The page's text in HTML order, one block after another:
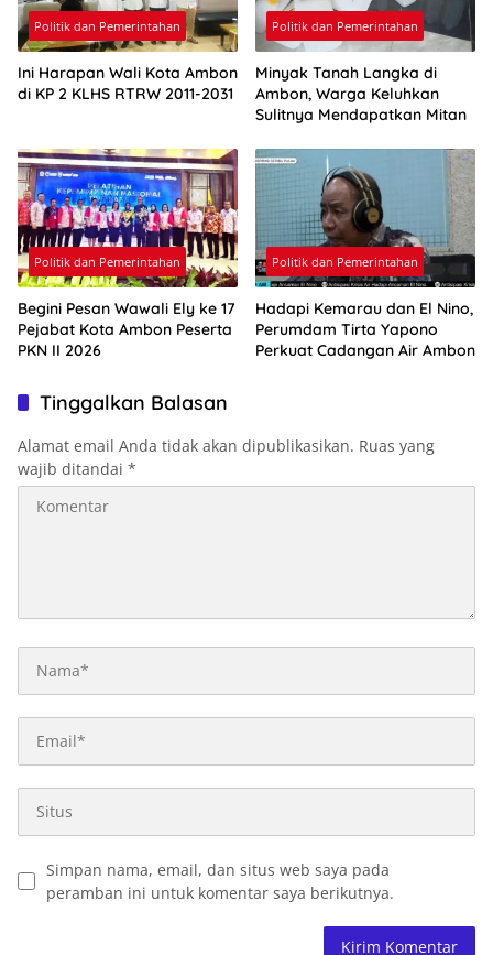
Politik dan Pemerintahan
Ini Harapan Wali Kota Ambon
di KP 2 KLHS RTRW 2011-2031
Politik dan Pemerintahan
Minyak Tanah Langka di
Ambon, Warga Keluhkan
Sulitnya Mendapatkan Mitan
Politik dan Pemerintahan
Begini Pesan Wawali Ely ke 17
Pejabat Kota Ambon Peserta
PKN II 2026
Politik dan Pemerintahan
Hadapi Kemarau dan El Nino,
Perumdam Tirta Yapono
Perkuat Cadangan Air Ambon
Tinggalkan Balasan
Alamat email Anda tidak akan dipublikasikan. Ruas yang
wajib ditandai *
Simpan nama, email, dan situs web saya pada
peramban ini untuk komentar saya berikutnya.